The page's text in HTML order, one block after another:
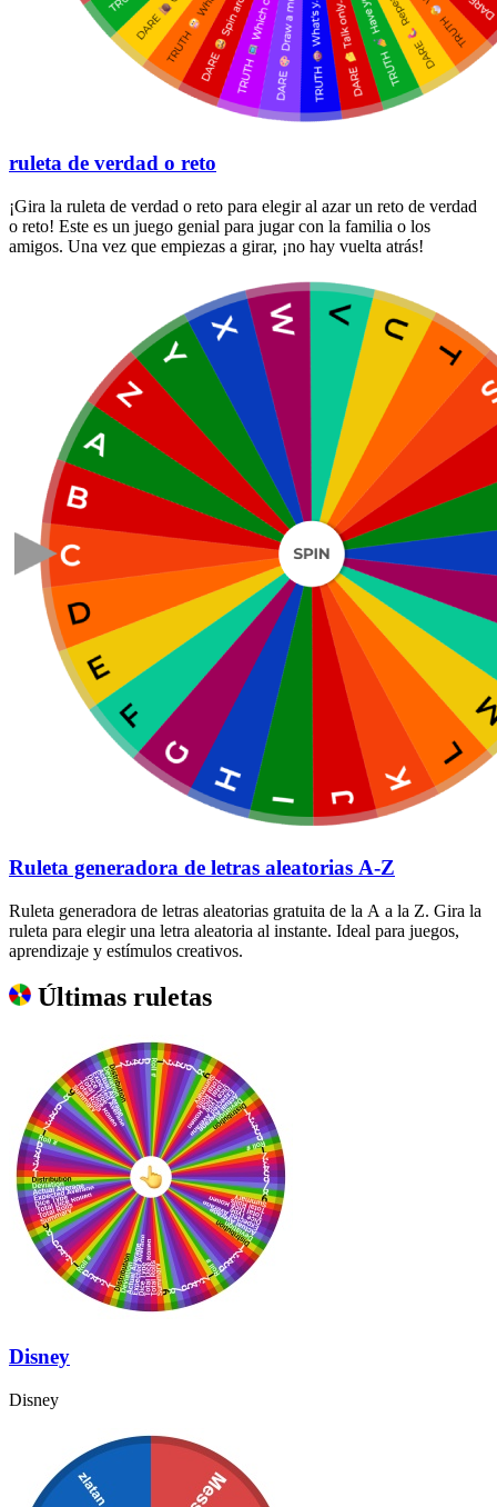
ruleta de verdad o reto
¡Gira la ruleta de verdad o reto para elegir al azar un reto de verdad
o reto! Este es un juego genial para jugar con la familia o los
amigos. Una vez que empiezas a girar, ¡no hay vuelta atrás!
Ruleta generadora de letras aleatorias A-Z
Ruleta generadora de letras aleatorias gratuita de la A a la Z. Gira la
ruleta para elegir una letra aleatoria al instante. Ideal para juegos,
aprendizaje y estímulos creativos.
Últimas ruletas
Disney
Disney